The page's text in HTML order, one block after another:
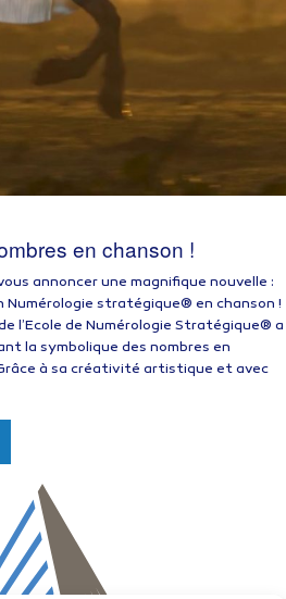
en chanson !
annoncer une magnifique nouvelle :
Numérologie stratégique® en chanson !
l’Ecole de Numérologie Stratégique® a
la symbolique des nombres en
à sa créativité artistique et avec